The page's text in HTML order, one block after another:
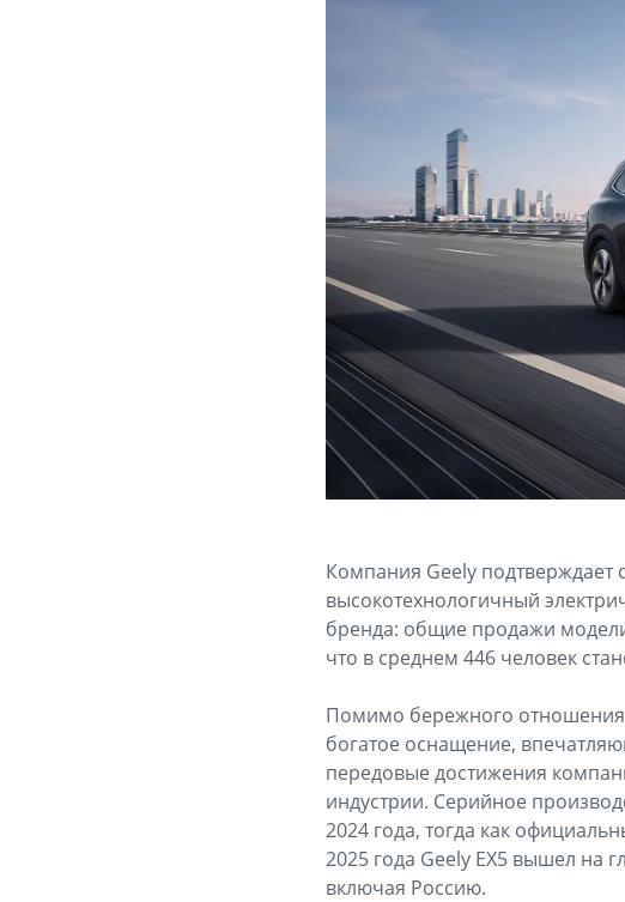
Компания Geely подтверждает
высокотехнологичный
бренда: общие продажи
что в среднем 446 человек
Помимо бережного отношения
богатое оснащение,
передовые достижения
индустрии. Серийное
2024 года, тогда как
2025 года Geely EX5 вышел на
включая Россию.